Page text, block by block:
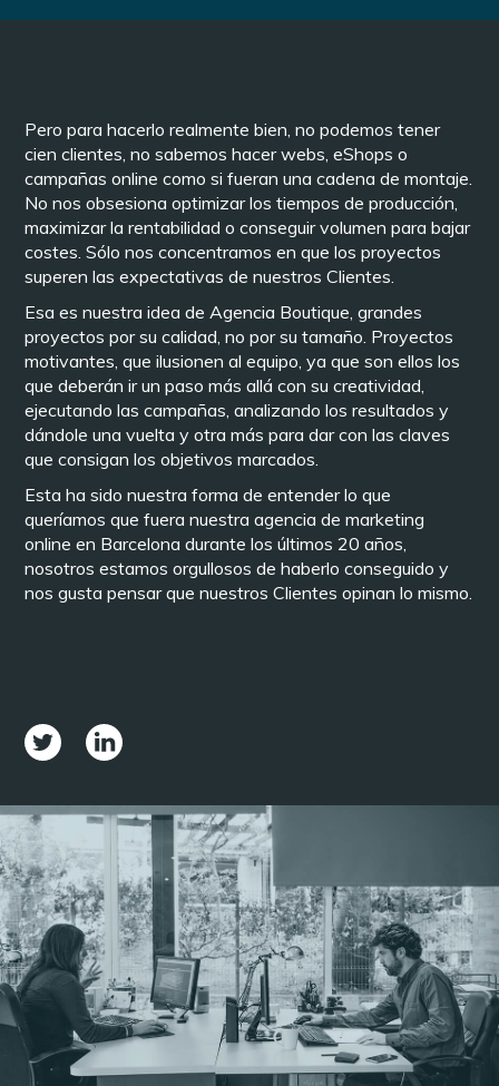
Pero para hacerlo realmente bien, no podemos tener
cien clientes, no sabemos hacer webs, eShops o
campañas online como si fueran una cadena de montaje.
No nos obsesiona optimizar los tiempos de producción,
maximizar la rentabilidad o conseguir volumen para bajar
costes. Sólo nos concentramos en que los proyectos
superen las expectativas de nuestros Clientes.
Esa es nuestra idea de Agencia Boutique, grandes
proyectos por su calidad, no por su tamaño. Proyectos
motivantes, que ilusionen al equipo, ya que son ellos los
que deberán ir un paso más allá con su creatividad,
ejecutando las campañas, analizando los resultados y
dándole una vuelta y otra más para dar con las claves
que consigan los objetivos marcados.
Esta ha sido nuestra forma de entender lo que
queríamos que fuera nuestra agencia de marketing
online en Barcelona durante los últimos 20 años,
nosotros estamos orgullosos de haberlo conseguido y
nos gusta pensar que nuestros Clientes opinan lo mismo.